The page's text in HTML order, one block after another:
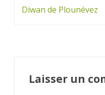
l’article
Diwan de Plounévez
Laisser un